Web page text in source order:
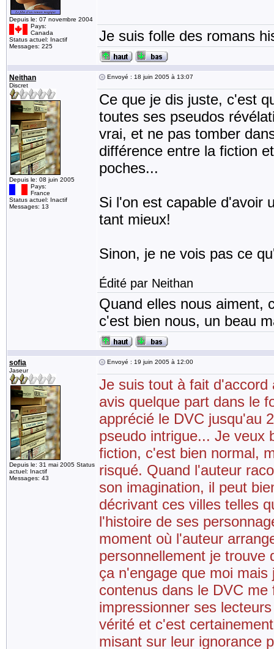
Depuis le: 07 novembre 2004
Pays:
Canada
Status actuel: Inactif
Messages: 225
Je suis folle des romans
Neithan
Discret
Depuis le: 08 juin 2005
Pays:
France
Status actuel: Inactif
Messages: 13
Envoyé : 18 juin 2005 à 13:07
Ce que je dis juste, c'est
toutes ses pseudos
vrai, et ne pas tomber
différence entre la fiction
poches...
Si l'on est capable d'avoir
tant mieux!
Sinon, je ne vois pas ce
Édité par Neithan
Quand elles nous aiment,
c'est bien nous, un beau
sofia
Jaseur
Depuis le: 31 mai 2005 Status
actuel: Inactif
Messages: 43
Envoyé : 19 juin 2005 à 12:00
Je suis tout à fait
avis quelque part dans le
apprécié le DVC jusqu'au
pseudo intrigue... Je veux
fiction, c'est bien normal,
risqué. Quand l'auteur
son imagination, il peut
décrivant ces villes telles
l'histoire de ses
moment où l'auteur
personnellement je trouve
ça n'engage que moi
contenus dans le DVC
impressionner ses
vérité et c'est
misant sur leur ignorance